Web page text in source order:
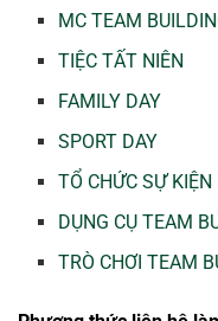
MC TEAM
TIỆC TẤT NIÊN
FAMILY DAY
SPORT DAY
TỔ CHỨC SỰ KIỆN
DỤNG CỤ TEAM
TRÒ CHƠI TEAM